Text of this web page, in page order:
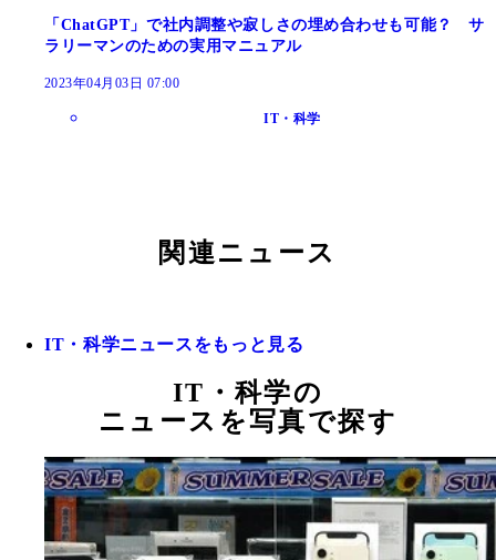
「ChatGPT」で社内調整や寂しさの埋め合わせも可能？ サ
ラリーマンのための実用マニュアル
2023年04月03日 07:00
IT・科学
関連ニュース
IT・科学ニュースをもっと見る
IT・科学の
ニュースを写真で探す